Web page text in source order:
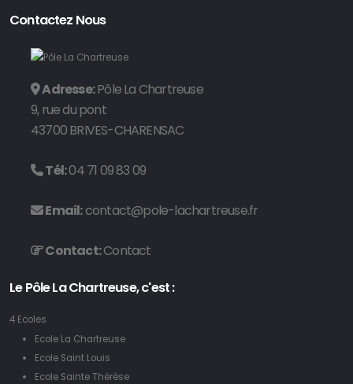
Contactez Nous
Adresse:Pôle La Chartreuse
9, rue du pont
43700 BRIVES-CHARENSAC
Tél:04 71 09 83 09
Email:contact@pole-lachartreuse.fr
Contact:Contact
Le Pôle La Chartreuse, c'est :
4 Ecoles
Ecole La Chartreuse
Ecole Saint Louis
Ecole Sainte Thérèse